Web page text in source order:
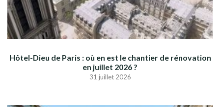
Hôtel-Dieu de Paris : où en est le chantier de rénovation
en juillet 2026 ?
31 juillet 2026